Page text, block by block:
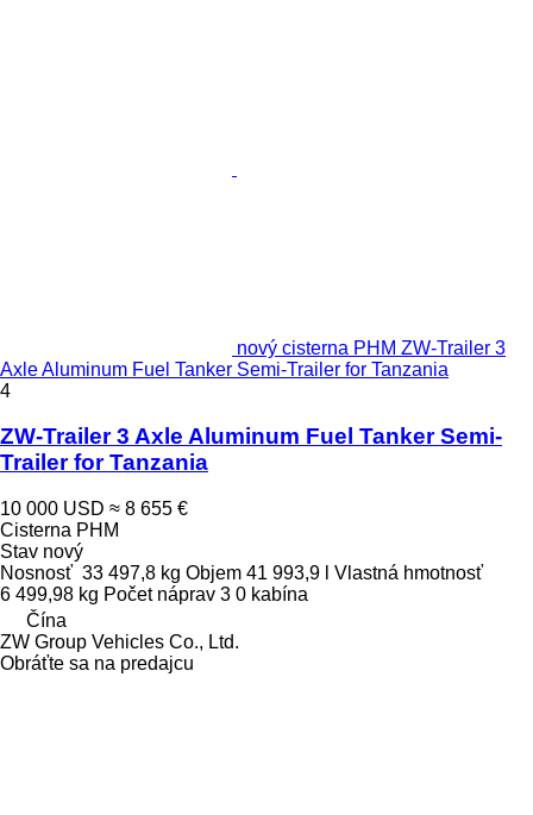
nový cisterna PHM ZW-Trailer 3
Axle Aluminum Fuel Tanker Semi-Trailer for Tanzania
4
ZW-Trailer 3 Axle Aluminum Fuel Tanker Semi-
Trailer for Tanzania
10 000 USD ≈ 8 655 €
Cisterna PHM
Stav nový
Nosnosť 33 497,8 kg Objem 41 993,9 l
Vlastná hmotnosť
6 499,98 kg Počet náprav 3 0 kabína
Čína
ZW Group Vehicles Co., Ltd.
Obráťte sa na predajcu